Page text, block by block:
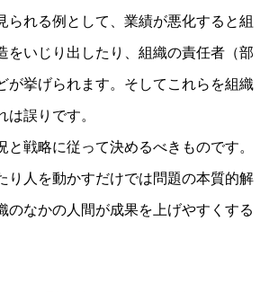
られる例として、業績が悪化すると組
をいじり出したり、組織の責任者（部
が挙げられます。そしてこれらを組織
誤りです。
戦略に従って決めるべきものです。
り人を動かすだけでは問題の本質的解
のなかの人間が成果を上げやすくする